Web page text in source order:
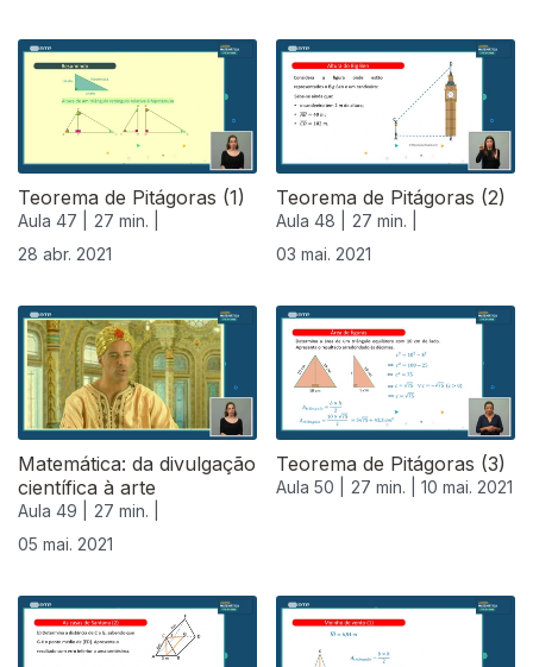
Teorema de Pitágoras (1)
Aula 47 |
27 min. |
28 abr. 2021
Teorema de Pitágoras (2)
Aula 48 |
27 min. |
03 mai. 2021
541251
Matemática: da divulgação
científica à arte
Aula 49 |
27 min. |
05 mai. 2021
Teorema de Pitágoras (3)
Aula 50 | 27 min. | 10 mai. 2021